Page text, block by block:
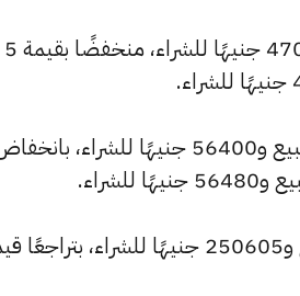
وسجل سعر عيار 14 انخفاضًا ليصل إلى 4735 جنيهًا للبيع و4700 جنيهًا للشراء، منخفضًا بقيمة 5
كما شهد سعر الجنيه الذهب انخفاضًا ليصبح 56800 جنيهًا للبيع و56400 جنيهًا للشراء،
وانخفض سعر الأونصة بالجنيه ليصل إلى 252385 جنيهًا للبيع و250605 جنيهًا للشراء،